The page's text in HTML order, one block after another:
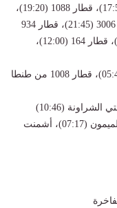
القطارات القادمة من الإسكندرية: قطار 88 (17:50)، قطار 1088 (19:20)،
قطار 2008 (20:00)، قطار 1902 (20:10)، قطار 3006 (21:45)، قطار 934
(22:15)، قطار 3008 (05:45)، قطار 158 (07:25)، قطار 164 (12:00)،
محطات القيام الأخرى: قطار 936 من طنطا (05:40)، قطار 1008 من طنطا
ملاحظات الوقوف بالقرى: قطار 90 يقف بمحطتي الشراونة (10:46)
والمحاميد (11:07)؛ وقطار 974 يقف بمحطات الميمون (07:17)، أشمنت